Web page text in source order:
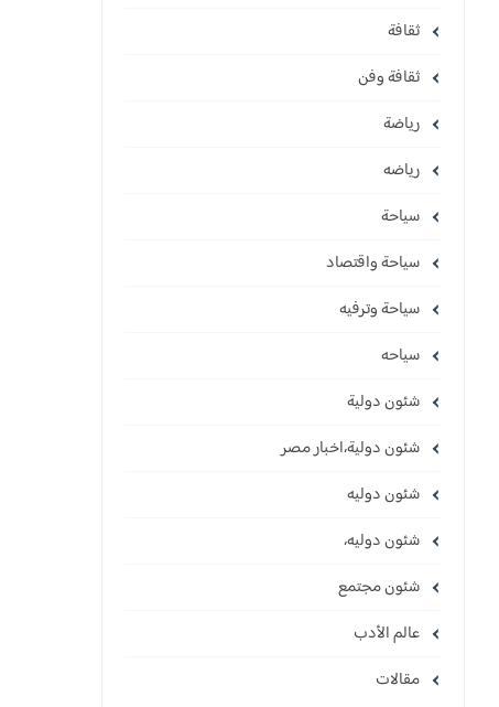
ثقافة
ثقافة وفن
رياضة
رياضه
سياحة
سياحة واقتصاد
سياحة وترفيه
سياحه
شئون دولية
شئون دولية،اخبار مصر
شئون دوليه
شئون دوليه،
شئون مجتمع
عالم الأدب
مقالات